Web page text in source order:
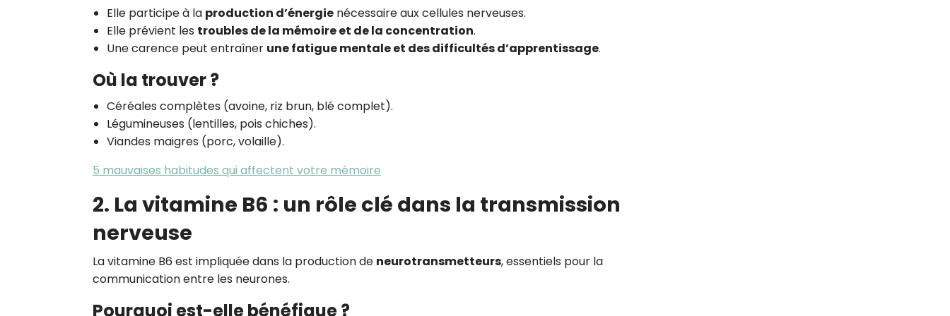
Elle participe à la production d’énergie nécessaire aux cellules nerveuses.
Elle prévient les troubles de la mémoire et de la concentration.
Une carence peut entraîner une fatigue mentale et des difficultés d’apprentissage.
Où la trouver ?
Céréales complètes (avoine, riz brun, blé complet).
Légumineuses (lentilles, pois chiches).
Viandes maigres (porc, volaille).
5 mauvaises habitudes qui affectent votre mémoire
2. La vitamine B6 : un rôle clé dans la transmission
nerveuse
La vitamine B6 est impliquée dans la production de neurotransmetteurs, essentiels pour la
communication entre les neurones.
Pourquoi est-elle bénéfique ?